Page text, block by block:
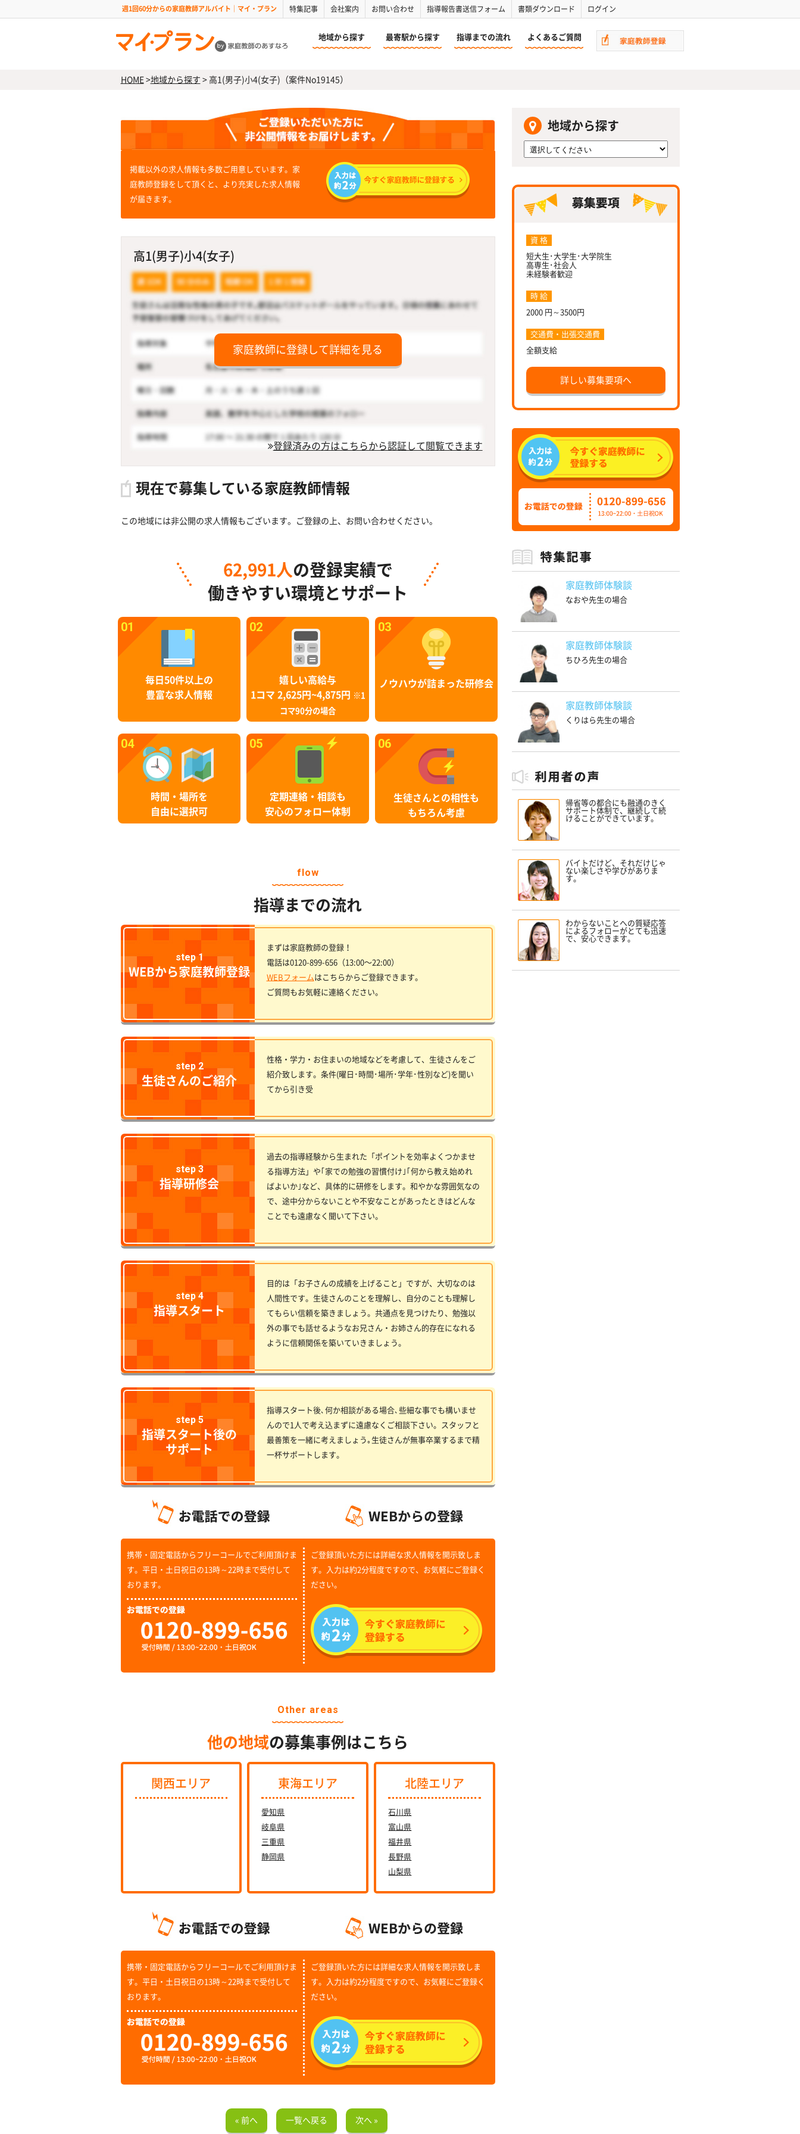
週1回60分からの家庭教師アルバイト｜マイ・プラン 特集記事 会社案内 お問い合わせ 指導報告書送信フォーム 書類ダウンロード ログイン
地域から探す 最寄駅から探す 指導までの流れ よくあるご質問
HOME>地域から探す >高1(男子)小4(女子)（案件No19145）
掲載以外の求人情報も多数ご用意しています。家
庭教師登録をして頂くと、より充実した求人情報
が届きます。
高1(男子)小4(女子)
家庭教師に登録して詳細を見る
登録済みの方はこちらから認証して閲覧できます
現在で募集している家庭教師情報
この地域には非公開の求人情報もございます。ご登録の上、お問い合わせください。
62,991人 の登録実績で
働きやすい環境とサポート
01
毎日50件以上の
豊富な求人情報
02
嬉しい高給与
1コマ 2,625円~4,875円
※1
コマ90分の場合
03
ノウハウが詰まった研修会
04
時間・場所を
自由に選択可
05
定期連絡・相談も
安心のフォロー体制
06
生徒さんとの相性も
もちろん考慮
flow
指導までの流れ
step 1
WEBから家庭教師登録
まずは家庭教師の登録！
電話は0120-899-656（13:00〜22:00）
WEBフォームはこちらからご登録できます。
ご質問もお気軽に連絡ください。
step 2
生徒さんのご紹介
性格・学力・お住まいの地域などを考慮して、生徒さんをご
紹介致します。条件(曜日･時間･場所･学年･性別など)を聞い
てから引き受
step 3
指導研修会
過去の指導経験から生まれた「ポイントを効率よくつかませ
る指導方法」や｢家での勉強の習慣付け｣｢何から教え始めれ
ばよいか｣など、具体的に研修をします。和やかな雰囲気なの
で、途中分からないことや不安なことがあったときはどんな
ことでも遠慮なく聞いて下さい。
step 4
指導スタート
目的は「お子さんの成績を上げること」ですが、大切なのは
人間性です。生徒さんのことを理解し、自分のことも理解し
てもらい信頼を築きましょう。共通点を見つけたり、勉強以
外の事でも話せるようなお兄さん・お姉さん的存在になれる
ように信頼関係を築いていきましょう。
step 5
指導スタート後の
サポート
指導スタート後､何か相談がある場合､些細な事でも構いませ
んので1人で考え込まずに遠慮なくご相談下さい。スタッフと
最善策を一緒に考えましょう｡生徒さんが無事卒業するまで精
一杯サポートします。
携帯・固定電話からフリーコールでご利用頂けま
す。平日・土日祝日の13時～22時まで受付して
おります。
ご登録頂いた方には詳細な求人情報を開示致しま
す。入力は約2分程度ですので、お気軽にご登録く
ださい。
Other areas
他の地域の募集事例はこちら
関西エリア 東海エリア
愛知県
岐阜県
三重県
静岡県
北陸エリア
石川県
富山県
福井県
長野県
山梨県
携帯・固定電話からフリーコールでご利用頂けま
す。平日・土日祝日の13時～22時まで受付して
おります。
ご登録頂いた方には詳細な求人情報を開示致しま
す。入力は約2分程度ですので、お気軽にご登録く
ださい。
« 前へ 一覧へ戻る 次へ »
地域から探す
資 格
短大生･大学生･大学院生
高専生･社会人
未経験者歓迎
時 給
2000 円～3500円
交通費・出張交通費
全額支給
詳しい募集要項へ
家庭教師体験談
なおや先生の場合
家庭教師体験談
ちひろ先生の場合
家庭教師体験談
くりはら先生の場合
帰省等の都合にも融通のきく
サポート体制で、継続して続
けることができています。
バイトだけど、それだけじゃ
ない楽しさや学びがありま
す。
わからないことへの質疑応答
によるフォローがとても迅速
で、安心できます。